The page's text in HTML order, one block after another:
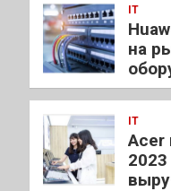
IT
на
IT
Acer